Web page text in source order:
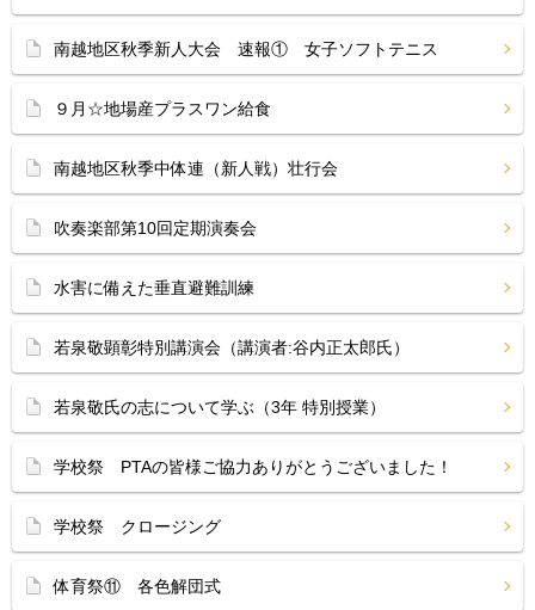
南越地区秋季新人大会 速報① 女子ソフトテニス
９月☆地場産プラスワン給食
南越地区秋季中体連（新人戦）壮行会
吹奏楽部第10回定期演奏会
水害に備えた垂直避難訓練
若泉敬顕彰特別講演会（講演者:谷内正太郎氏）
若泉敬氏の志について学ぶ（3年 特別授業）
学校祭 PTAの皆様ご協力ありがとうございました！
学校祭 クロージング
体育祭⑪ 各色解団式